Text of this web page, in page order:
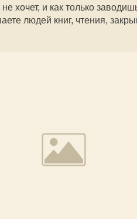
хочет, и как только
людей книг, чтения,